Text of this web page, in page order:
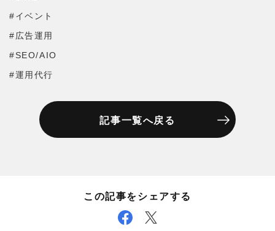
#イベント
#広告運用
#SEO/AIO
#運用代行
記事一覧へ戻る
この記事をシェアする